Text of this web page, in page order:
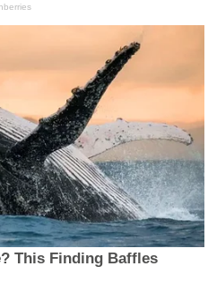
This Finding Baffles